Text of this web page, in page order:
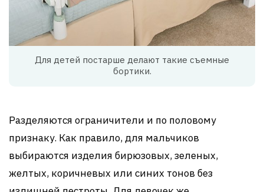
Для детей постарше делают такие съемные
бортики.
Разделяются ограничители и по половому
признаку. Как правило, для мальчиков
выбираются изделия бирюзовых, зеленых,
желтых, коричневых или синих тонов без